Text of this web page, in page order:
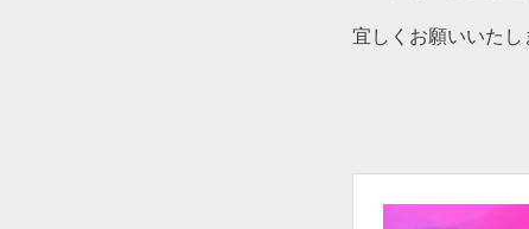
宜しくお願いいたし